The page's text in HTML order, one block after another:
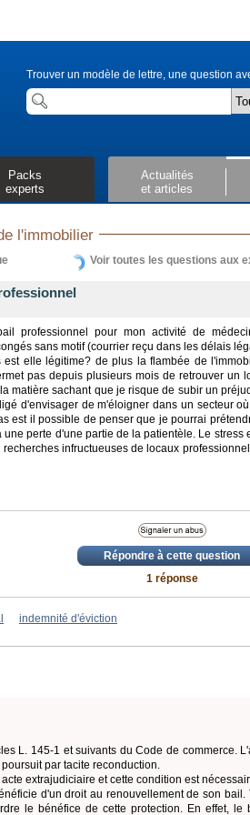
Trouver un modèle de lettre, une question
Packs
experts
Actualités
et articles
l'immobilier
Voir toutes les questions aux
professionnel pour mon activité de
sans motif (courrier reçu dans les délais
elle légitime? de plus la flambée de
pas depuis plusieurs mois de retrouver un
matière sachant que je risque de subir un
d'envisager de m'éloigner dans un secteur
est il possible de penser que je pourrai
perte d'une partie de la patientèle. Le stress
infructueuses de locaux
Répondre à cette question
1 réponse
indemnité d'éviction
L. 145-1 et suivants du Code de commerce.
par tacite reconduction.
extrajudiciaire et cette condition est
d'un droit au renouvellement de son
le bénéfice de cette protection. En effet,